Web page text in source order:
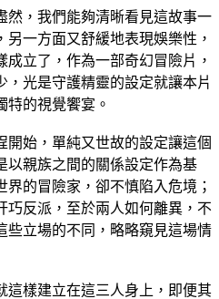
然，我們能夠清晰看見這故事一
一方面又舒緩地表現娛樂性，
立了，作為一部奇幻冒險片，
光是守護精靈的設定就讓本片
特的視覺饗宴。
開始，單純又世故的設定讓這個
以親族之間的關係設定作為基
的冒險家，卻不慎陷入危境；
巧反派，至於兩人如何離異，不
些立場的不同，略略窺見這場情
這樣建立在這三人身上，即便其